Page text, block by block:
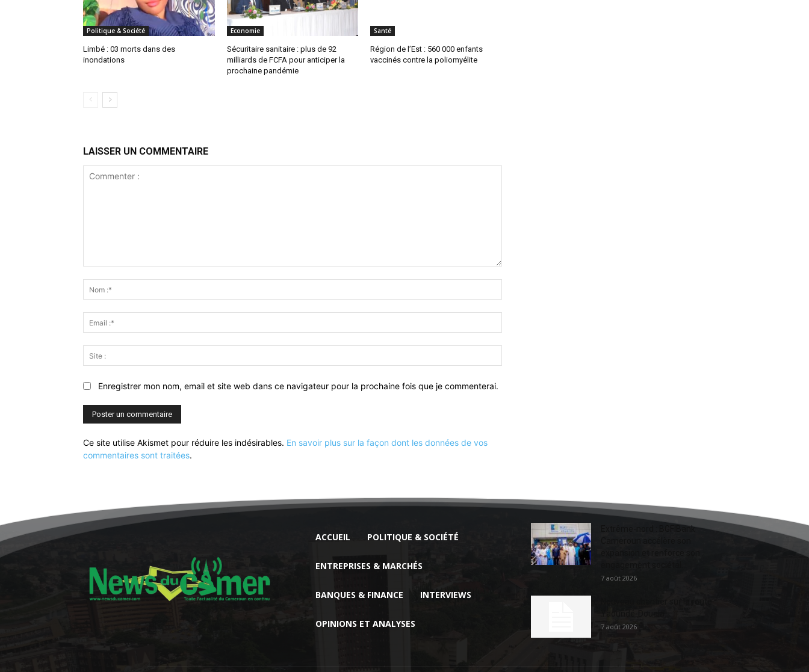
Politique & Société
Limbé : 03 morts dans des
inondations
Economie
Sécuritaire sanitaire : plus de 92
milliards de FCFA pour anticiper la
prochaine pandémie
Santé
Région de l’Est : 560 000 enfants
vaccinés contre la poliomyélite
LAISSER UN COMMENTAIRE
:*
:*
:
Enregistrer mon nom, email et site web dans ce navigateur pour la prochaine fois que je commenterai.
Ce site utilise Akismet pour réduire les indésirables. En savoir plus sur la façon dont les données de vos
commentaires sont traitées.
ACCUEIL POLITIQUE & SOCIÉTÉ
ENTREPRISES & MARCHÉS
BANQUES & FINANCE INTERVIEWS
OPINIONS ET ANALYSES
Extrême-nord : BGFIBank
7 août 2026
7 août 2026